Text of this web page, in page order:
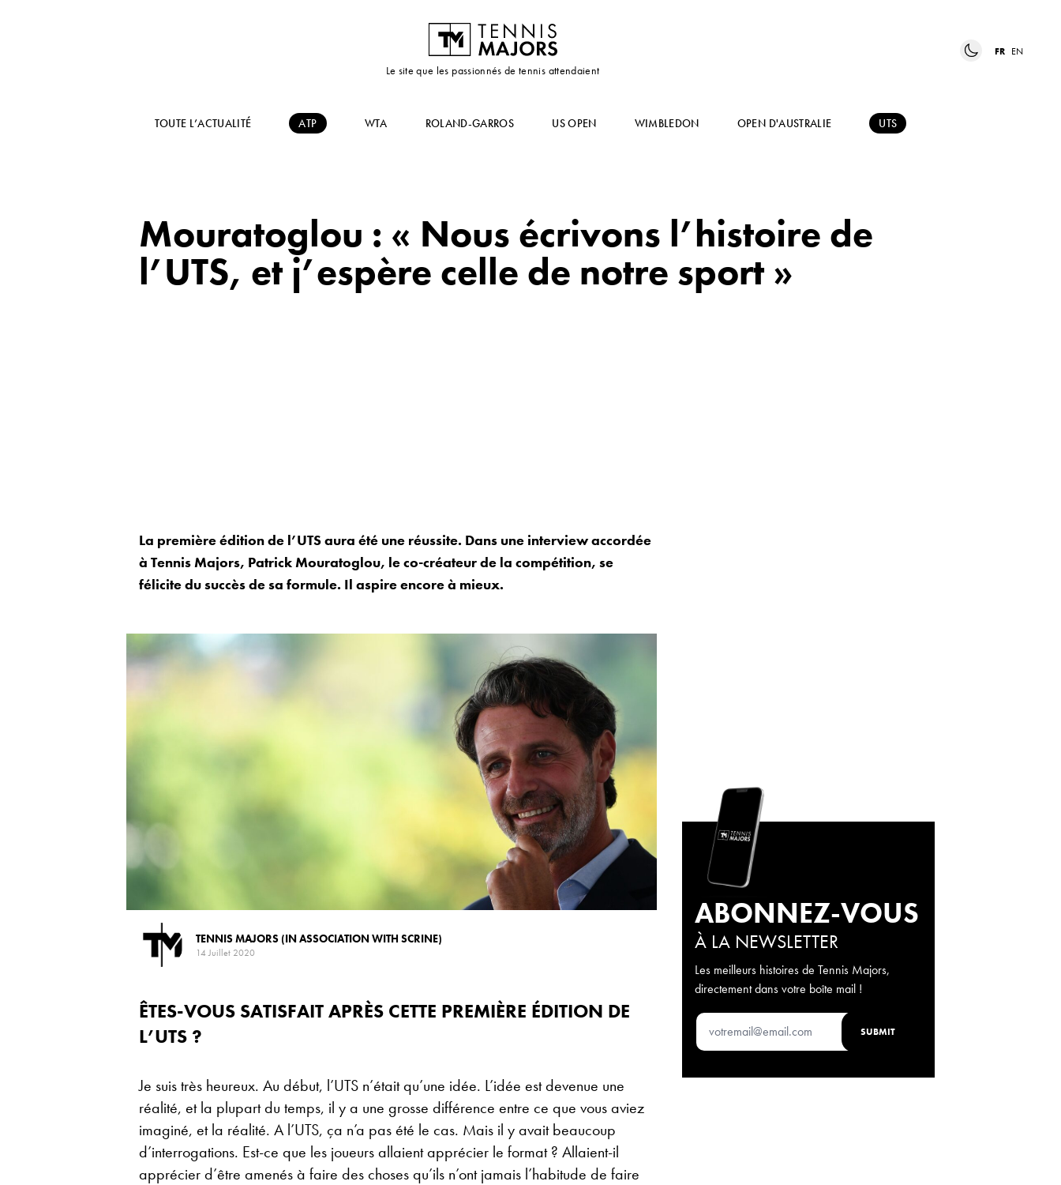
Le site que les passionnés de tennis attendaient
FR EN
TOUTE L’ACTUALITÉ ATP WTA ROLAND-GARROS US OPEN WIMBLEDON OPEN D'AUSTRALIE UTS
Mouratoglou : « Nous écrivons l’histoire de
l’UTS, et j’espère celle de notre sport »
La première édition de l’UTS aura été une réussite. Dans une interview accordée
à Tennis Majors, Patrick Mouratoglou, le co-créateur de la compétition, se
félicite du succès de sa formule. Il aspire encore à mieux.
TENNIS MAJORS (IN ASSOCIATION WITH SCRINE)
14 Juillet 2020
ÊTES-VOUS SATISFAIT APRÈS CETTE PREMIÈRE ÉDITION DE
L’UTS ?
Je suis très heureux. Au début, l’UTS n’était qu’une idée. L’idée est devenue une
réalité, et la plupart du temps, il y a une grosse différence entre ce que vous aviez
imaginé, et la réalité. A l’UTS, ça n’a pas été le cas. Mais il y avait beaucoup
d’interrogations. Est-ce que les joueurs allaient apprécier le format ? Allaient-il
apprécier d’être amenés à faire des choses qu’ils n’ont jamais l’habitude de faire
ABONNEZ-VOUS
À LA NEWSLETTER
Les meilleurs histoires de Tennis Majors,
directement dans votre boîte mail !